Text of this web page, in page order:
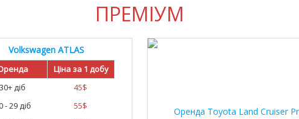
ПРЕМІУМ
Volkswagen ATLAS
Ціна за 1 добу
30+ діб
45$
- 29 діб
55$